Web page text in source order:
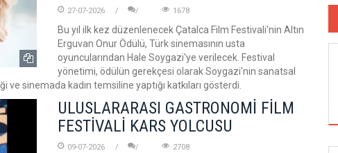
27-07-2026 1678
Bu yıl ilk kez düzenlenecek Çatalca Film Festivali'nin Altın
Erguvan Onur Ödülü, Türk sinemasının usta
oyuncularından Hale Soygazi'ye verilecek. Festival
yönetimi, ödülün gerekçesi olarak Soygazi'nin sanatsal
sinemada kadın temsiline yaptığı katkıları gösterdi.
ULUSLARARASI GASTRONOMİ FİLM
FESTİVALİ KARS YOLCUSU
09-07-2026 2708